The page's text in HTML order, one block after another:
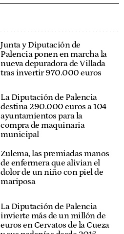
Junta y Diputación de
Palencia ponen en marcha la
nueva depuradora de Villada
tras invertir 970.000 euros
La Diputación de Palencia
destina 290.000 euros a 104
ayuntamientos para la
compra de maquinaria
municipal
Zulema, las premiadas manos
de enfermera que alivian el
dolor de un niño con piel de
mariposa
La Diputación de Palencia
invierte más de un millón de
euros en Cervatos de la Cueza